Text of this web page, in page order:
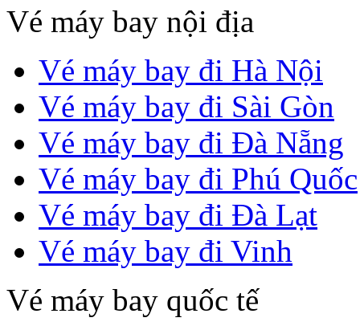
Vé máy bay nội địa
Vé máy bay đi Hà Nội
Vé máy bay đi Sài Gòn
Vé máy bay đi Đà Nẵng
Vé máy bay đi Phú Quốc
Vé máy bay đi Đà Lạt
Vé máy bay đi Vinh
Vé máy bay quốc tế